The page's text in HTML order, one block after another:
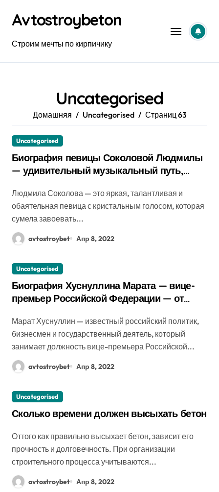
содержанию
Avtostroybeton
Строим мечты по кирпичику
Uncategorised
Домашняя Uncategorised Страниц 63
Uncategorised
Биография певицы Соколовой Людмилы
— удивительный музыкальный путь,
её жизни!
Людмила Соколова — это яркая, талантливая и
обаятельная певица с кристальным голосом, которая
сумела завоевать...
avtostroybet Апр 8, 2022
Uncategorised
Биография Хуснуллина Марата — вице-
премьер Российской Федерации — от
российской экономики
Марат Хуснуллин — известный российский политик,
бизнесмен и государственный деятель, который
занимает должность вице-премьера Российской...
avtostroybet Апр 8, 2022
Uncategorised
Сколько времени должен высыхать бетон
Оттого как правильно высыхает бетон, зависит его
прочность и долговечность. При организации
строительного процесса учитываются...
avtostroybet Апр 8, 2022